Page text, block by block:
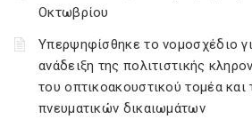
Οκτωβρίου
Υπερψηφίσθηκε το νομοσχέδιο
ανάδειξη της πολιτιστικής
του οπτικοακουστικού τομέα
πνευματικών δικαιωμάτων